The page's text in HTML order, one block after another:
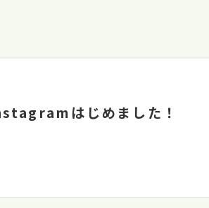
はじめました！